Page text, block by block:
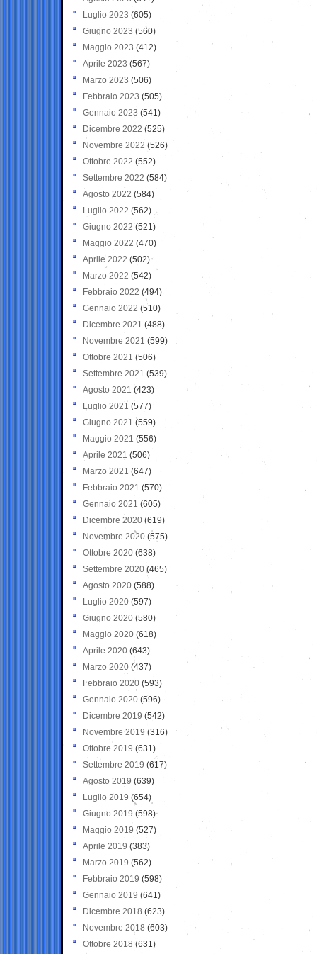
Luglio 2023 (605)
Giugno 2023 (560)
Maggio 2023 (412)
Aprile 2023 (567)
Marzo 2023 (506)
Febbraio 2023 (505)
Gennaio 2023 (541)
Dicembre 2022 (525)
Novembre 2022 (526)
Ottobre 2022 (552)
Settembre 2022 (584)
Agosto 2022 (584)
Luglio 2022 (562)
Giugno 2022 (521)
Maggio 2022 (470)
Aprile 2022 (502)
Marzo 2022 (542)
Febbraio 2022 (494)
Gennaio 2022 (510)
Dicembre 2021 (488)
Novembre 2021 (599)
Ottobre 2021 (506)
Settembre 2021 (539)
Agosto 2021 (423)
Luglio 2021 (577)
Giugno 2021(559)
Maggio 2021 (556)
Aprile 2021 (506)
Marzo 2021 (647)
Febbraio 2021 (570)
Gennaio 2021 (605)
Dicembre 2020 (619)
Novembre 2020 (575)
Ottobre 2020 (638)
Settembre 2020(465)
Agosto 2020 (588)
Luglio 2020 (597)
Giugno 2020 (580)
Maggio 2020 (618)
Aprile 2020 (643)
Marzo 2020 (437)
Febbraio 2020 (593)
Gennaio 2020 (596)
Dicembre 2019 (542)
Novembre 2019 (316)
Ottobre 2019 (631)
Settembre 2019 (617)
Agosto 2019 (639)
Luglio 2019 (654)
Giugno 2019 (598)
Maggio 2019 (527)
Aprile 2019 (383)
Marzo 2019 (562)
Febbraio 2019 (598)
Gennaio 2019 (641)
Dicembre 2018 (623)
Novembre 2018 (603)
Ottobre 2018 (631)